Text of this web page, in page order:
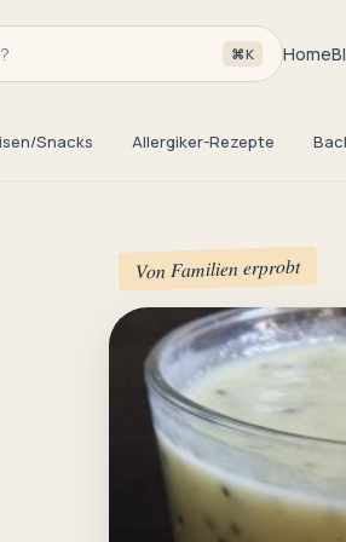
⌘K Home
Snacks Allergiker-Rezepte
Von Familien erprobt